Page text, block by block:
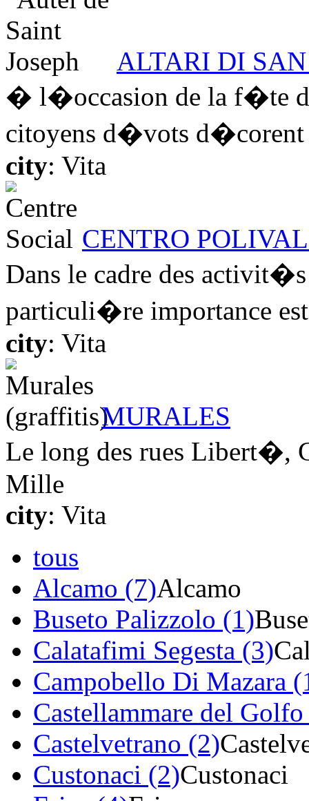
ALTARI DI
� l�occasion de la f�te
citoyens d�vots d�corent
city: Vita
CENTRO
Dans le cadre des
particuli�re importance
city: Vita
MURALES
Le long des rues Libert�,
Mille
city: Vita
tous
Alcamo (7)Alcamo
Buseto Palizzolo (1)
Calatafimi Segesta (3)
Campobello Di Mazara
Castellammare del
Castelvetrano (2)
Custonaci (2)Custonaci